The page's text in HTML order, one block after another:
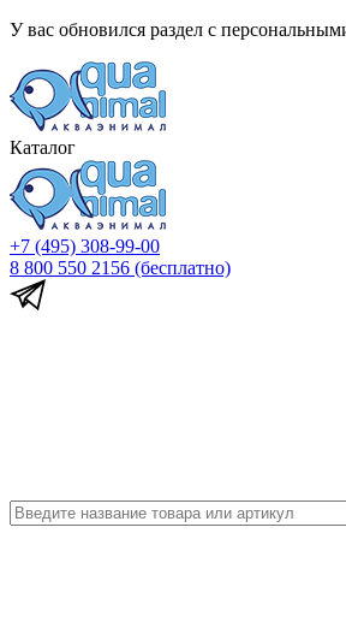
У вас обновился раздел с
Каталог
+7 (495) 308-99-00
8 800 550 2156 (бесплатно)